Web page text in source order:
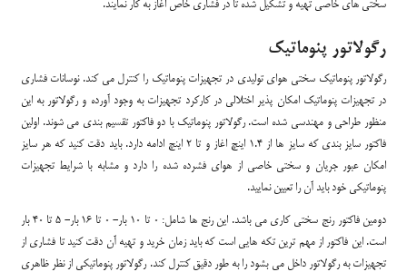
سختی های خاصی تهیه و تشکیل شده تا در فشاری خاص اغاز به کار نمایند.
رگولاتور پنوماتیک
رگولاتور پنوماتیک سختی هوای تولیدی در تجهیزات پنوماتیک را کنترل می کند. نوسانات فشاری
در تجهیزات پنوماتیک امکان پذیر اختلالی در کارکرد تجهیزات به وجود آورده و رگولاتور به این
منظور طراحی و مهندسی شده است. رگولاتور پنوماتیک با دو فاکتور تقسیم بندی می شوند. اولین
فاکتور سایز بندی که سایز ها از 1.4 اینچ اغاز و تا 2 اینچ ادامه دارد. باید دقت کنید که هر سایز
امکان عبور جریان و سختی خاصی از هوای فشرده شده را دارد و مشابه با شرایط تجهیزات
پنوماتیکی خود باید آن را تعیین نمایید.
دومین فاکتور رنج سختی کاری می باشد. این رنج ها شامل: 0 تا 10 بار- 0 تا 16 بار- 5 تا 40 بار
است. این فاکتور از مهم ترین تکه هایی است که باید زمان خرید و تهیه آن دقت کنید تا فشاری از
تجهیزات به رگولاتور داخل می بشود را به طور دقیق کنترل کند. رگولاتور پنوماتیکی از نظر ظاهری